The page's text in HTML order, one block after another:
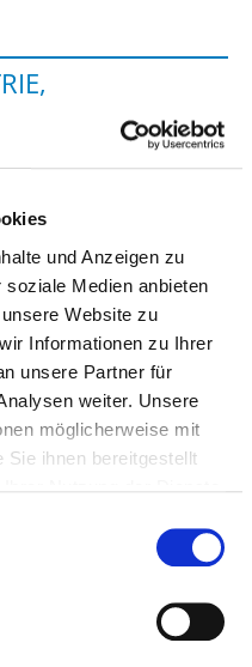
und Anzeigen zu
Medien anbieten
Website zu
Informationen zu Ihrer
unsere Partner für
weiter. Unsere
möglicherweise mit
Sie ihnen bereitgestellt
Anfahrt
Fach-Kliniken/kl...